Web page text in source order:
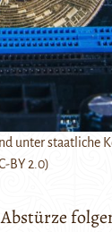
unter
BY 2.0)